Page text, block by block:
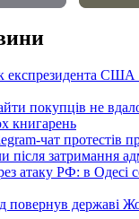
експрезидента
покупців не
книгарень
чат протестів
затримання
атаку РФ: в Одесі
повернув державі